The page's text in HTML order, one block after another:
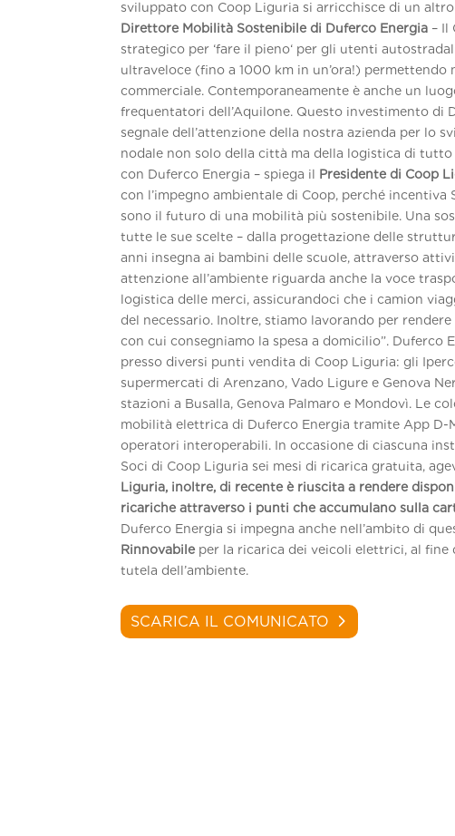
sviluppato con Coop Liguria si arricchisce di un
Direttore Mobilità Sostenibile di Duferco Energia – Il
strategico per ‘fare il pieno‘ per gli utenti
ultraveloce (fino a 1000 km in un’ora!)
commerciale. Contemporaneamente è anche un
frequentatori dell’Aquilone. Questo investimento di
segnale dell’attenzione della nostra azienda per lo
nodale non solo della città ma della logistica di tutto
con Duferco Energia – spiega il Presidente di Coop
con l’impegno ambientale di Coop, perché
sono il futuro di una mobilità più sostenibile. Una
tutte le sue scelte – dalla progettazione delle
anni insegna ai bambini delle scuole, attraverso
attenzione all’ambiente riguarda anche la voce
logistica delle merci, assicurandoci che i camion
del necessario. Inoltre, stiamo lavorando per
con cui consegniamo la spesa a domicilio”. Duferco
presso diversi punti vendita di Coop Liguria: gli
supermercati di Arenzano, Vado Ligure e Genova
stazioni a Busalla, Genova Palmaro e Mondovì. Le
mobilità elettrica di Duferco Energia tramite App
operatori interoperabili. In occasione di ciascuna
Soci di Coop Liguria sei mesi di ricarica gratuita,
Liguria, inoltre, di recente è riuscita a rendere
ricariche attraverso i punti che accumulano sulla
Duferco Energia si impegna anche nell’ambito di
Rinnovabileper la ricarica dei veicoli elettrici, al
tutela dell’ambiente.
SCARICA IL COMUNICATO